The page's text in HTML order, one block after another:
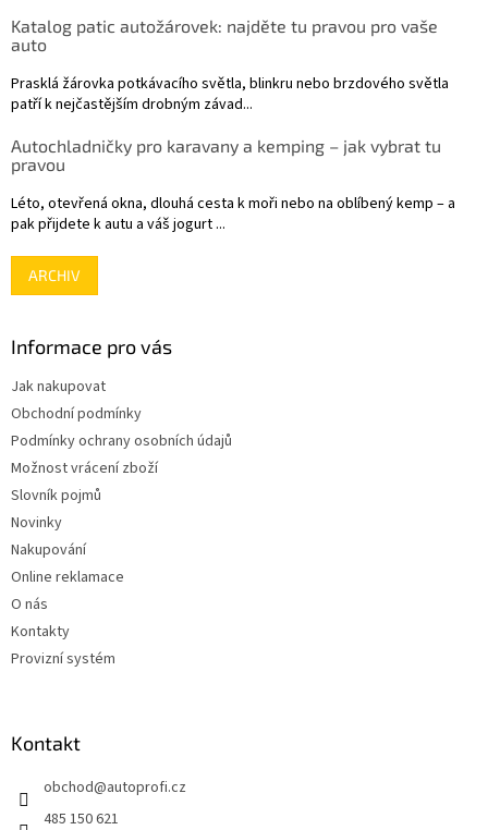
Katalog patic autožárovek: najděte tu pravou pro vaše
auto
Prasklá žárovka potkávacího světla, blinkru nebo brzdového světla
patří k nejčastějším drobným závad...
Autochladničky pro karavany a kemping – jak vybrat tu
pravou
Léto, otevřená okna, dlouhá cesta k moři nebo na oblíbený kemp – a
pak přijdete k autu a váš jogurt ...
ARCHIV
Informace pro vás
Jak nakupovat
Obchodní podmínky
Podmínky ochrany osobních údajů
Možnost vrácení zboží
Slovník pojmů
Novinky
Nakupování
Online reklamace
O nás
Kontakty
Provizní systém
Kontakt
obchod@autoprofi.cz
485 150 621